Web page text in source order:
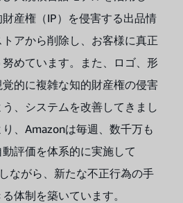
産権（IP）を侵害する出品情
アから削除し、お客様に真正
めています。また、ロゴ、形
的に複雑な知的財産権の侵害
、システムを改善してきまし
、Amazonは毎週、数千万も
評価を体系的に実施して
ながら、新たな不正行為の手
体制を築いています。